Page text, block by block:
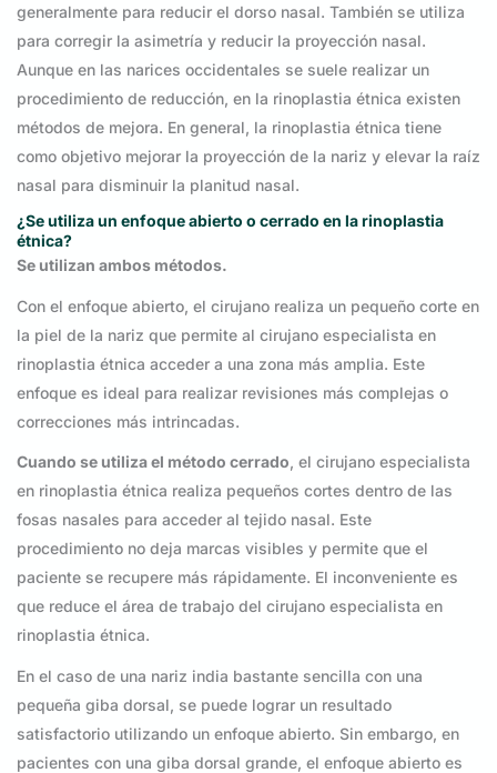
generalmente para reducir el dorso nasal. También se utiliza
para corregir la asimetría y reducir la proyección nasal.
Aunque en las narices occidentales se suele realizar un
procedimiento de reducción, en la rinoplastia étnica existen
métodos de mejora. En general, la rinoplastia étnica tiene
como objetivo mejorar la proyección de la nariz y elevar la raíz
nasal para disminuir la planitud nasal.
¿Se utiliza un enfoque abierto o cerrado en la rinoplastia
étnica?
Se utilizan ambos métodos.
Con el enfoque abierto, el cirujano realiza un pequeño corte en
la piel de la nariz que permite al cirujano especialista en
rinoplastia étnica acceder a una zona más amplia. Este
enfoque es ideal para realizar revisiones más complejas o
correcciones más intrincadas.
Cuando se utiliza el método cerrado, el cirujano especialista
en rinoplastia étnica realiza pequeños cortes dentro de las
fosas nasales para acceder al tejido nasal. Este
procedimiento no deja marcas visibles y permite que el
paciente se recupere más rápidamente. El inconveniente es
que reduce el área de trabajo del cirujano especialista en
rinoplastia étnica.
En el caso de una nariz india bastante sencilla con una
pequeña giba dorsal, se puede lograr un resultado
satisfactorio utilizando un enfoque abierto. Sin embargo, en
pacientes con una giba dorsal grande, el enfoque abierto es